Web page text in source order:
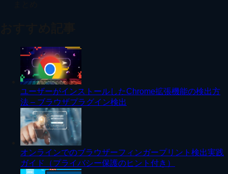
ユーザーがインストールしたChrome拡張機能の検出方
法 – ブラウザプラグイン検出
オンラインでのブラウザーフィンガープリント検出実践
ガイド（プライバシー保護のヒント付き）